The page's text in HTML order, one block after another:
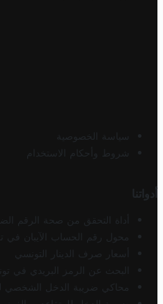
سياسة الخصوصية
شروط وأحكام الاستخدام
أدواتنا
أداة التحقق من صحة الرقم
محول رقم الحساب الآيبان في
أسعار صرف الدينار التونسي
البحث عن الرمز البريدي في
محاكي ضريبة الدخل الشخصي